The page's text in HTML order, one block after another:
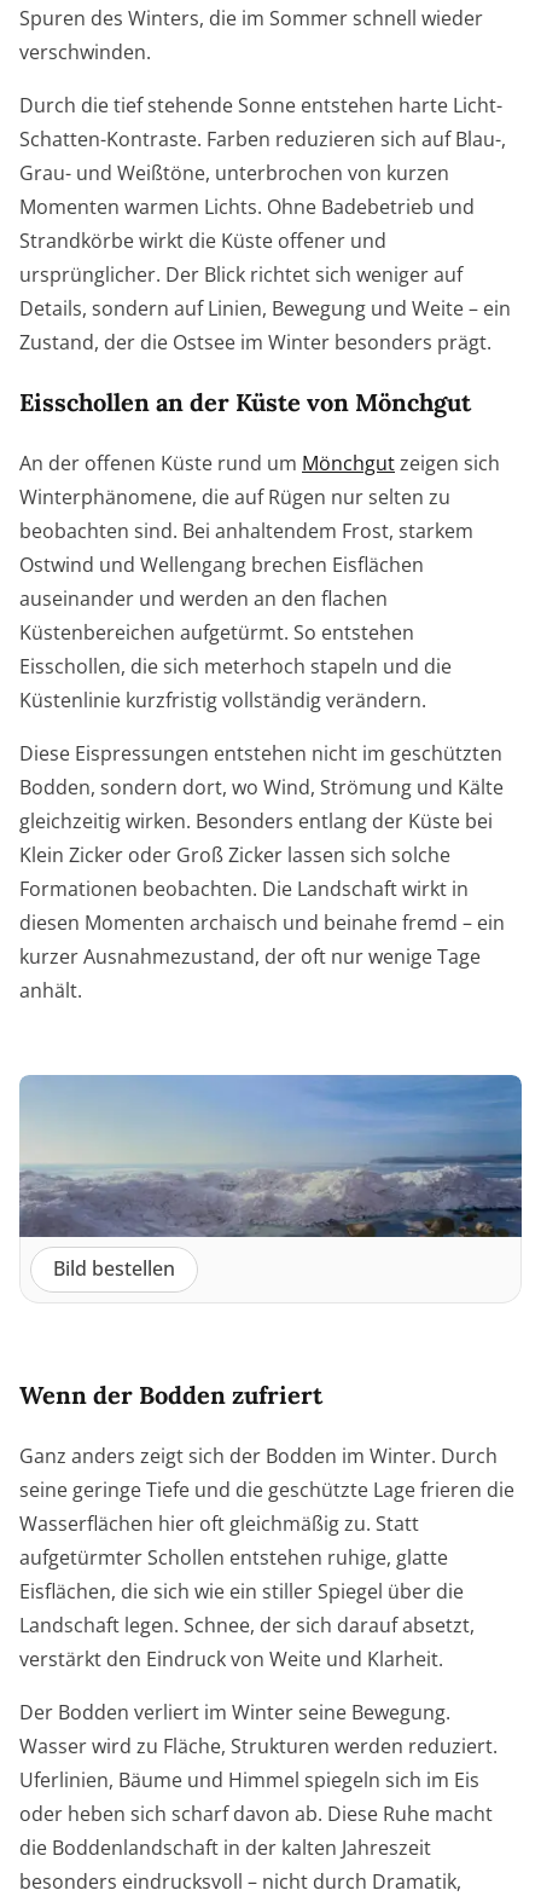
Spuren des Winters, die im Sommer schnell wieder
verschwinden.
Durch die tief stehende Sonne entstehen harte Licht-
Schatten-Kontraste. Farben reduzieren sich auf Blau-,
Grau- und Weißtöne, unterbrochen von kurzen
Momenten warmen Lichts. Ohne Badebetrieb und
Strandkörbe wirkt die Küste offener und
ursprünglicher. Der Blick richtet sich weniger auf
Details, sondern auf Linien, Bewegung und Weite – ein
Zustand, der die Ostsee im Winter besonders prägt.
Eisschollen an der Küste von Mönchgut
An der offenen Küste rund um Mönchgutzeigen sich
Winterphänomene, die auf Rügen nur selten zu
beobachten sind. Bei anhaltendem Frost, starkem
Ostwind und Wellengang brechen Eisflächen
auseinander und werden an den flachen
Küstenbereichen aufgetürmt. So entstehen
Eisschollen, die sich meterhoch stapeln und die
Küstenlinie kurzfristig vollständig verändern.
Diese Eispressungen entstehen nicht im geschützten
Bodden, sondern dort, wo Wind, Strömung und Kälte
gleichzeitig wirken. Besonders entlang der Küste bei
Klein Zicker oder Groß Zicker lassen sich solche
Formationen beobachten. Die Landschaft wirkt in
diesen Momenten archaisch und beinahe fremd – ein
kurzer Ausnahmezustand, der oft nur wenige Tage
anhält.
Bild bestellen
Wenn der Bodden zufriert
Ganz anders zeigt sich der Bodden im Winter. Durch
seine geringe Tiefe und die geschützte Lage frieren die
Wasserflächen hier oft gleichmäßig zu. Statt
aufgetürmter Schollen entstehen ruhige, glatte
Eisflächen, die sich wie ein stiller Spiegel über die
Landschaft legen. Schnee, der sich darauf absetzt,
verstärkt den Eindruck von Weite und Klarheit.
Der Bodden verliert im Winter seine Bewegung.
Wasser wird zu Fläche, Strukturen werden reduziert.
Uferlinien, Bäume und Himmel spiegeln sich im Eis
oder heben sich scharf davon ab. Diese Ruhe macht
die Boddenlandschaft in der kalten Jahreszeit
besonders eindrucksvoll – nicht durch Dramatik,